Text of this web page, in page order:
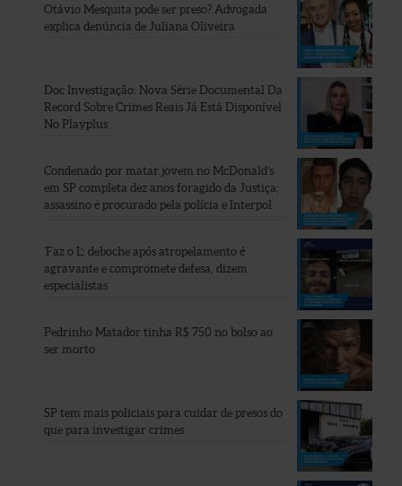
Otávio Mesquita pode ser preso? Advogada
explica denúncia de Juliana Oliveira
Doc Investigação: Nova Série Documental Da
Record Sobre Crimes Reais Já Está Disponível
No Playplus
Condenado por matar jovem no McDonald’s
em SP completa dez anos foragido da Justiça;
assassino é procurado pela polícia e Interpol
‘Faz o L’: deboche após atropelamento é
agravante e compromete defesa, dizem
especialistas
Pedrinho Matador tinha R$ 750 no bolso ao
ser morto
SP tem mais policiais para cuidar de presos do
que para investigar crimes